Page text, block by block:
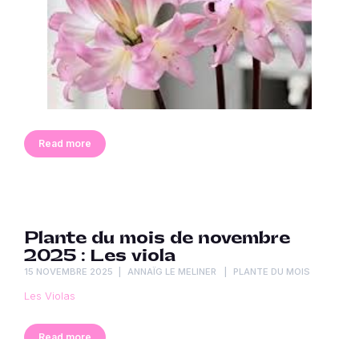
Read more
Plante du mois de novembre
2025 : Les viola
15 NOVEMBRE 2025 ANNAÏG LE MELINER PLANTE DU MOIS
Les Violas